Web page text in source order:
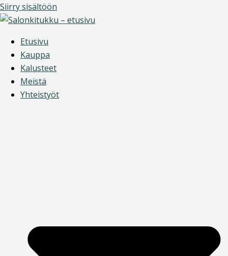
Siirry sisältöön
Etusivu
Kauppa
Kalusteet
Meistä
Yhteistyöt